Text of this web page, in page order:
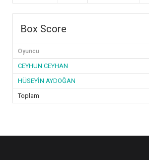
Box Score
Oyuncu
CEYHUN CEYHAN
HÜSEYİN AYDOĞAN
Toplam